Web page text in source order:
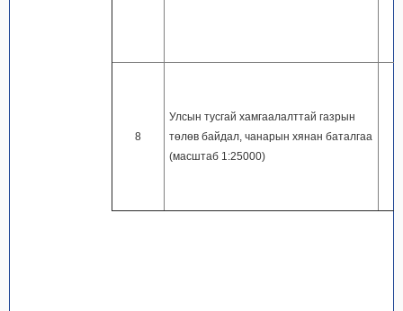
8
Улсын тусгай хамгаалалттай газрын
төлөв байдал, чанарын хянан баталгаа
(масштаб 1:25000)